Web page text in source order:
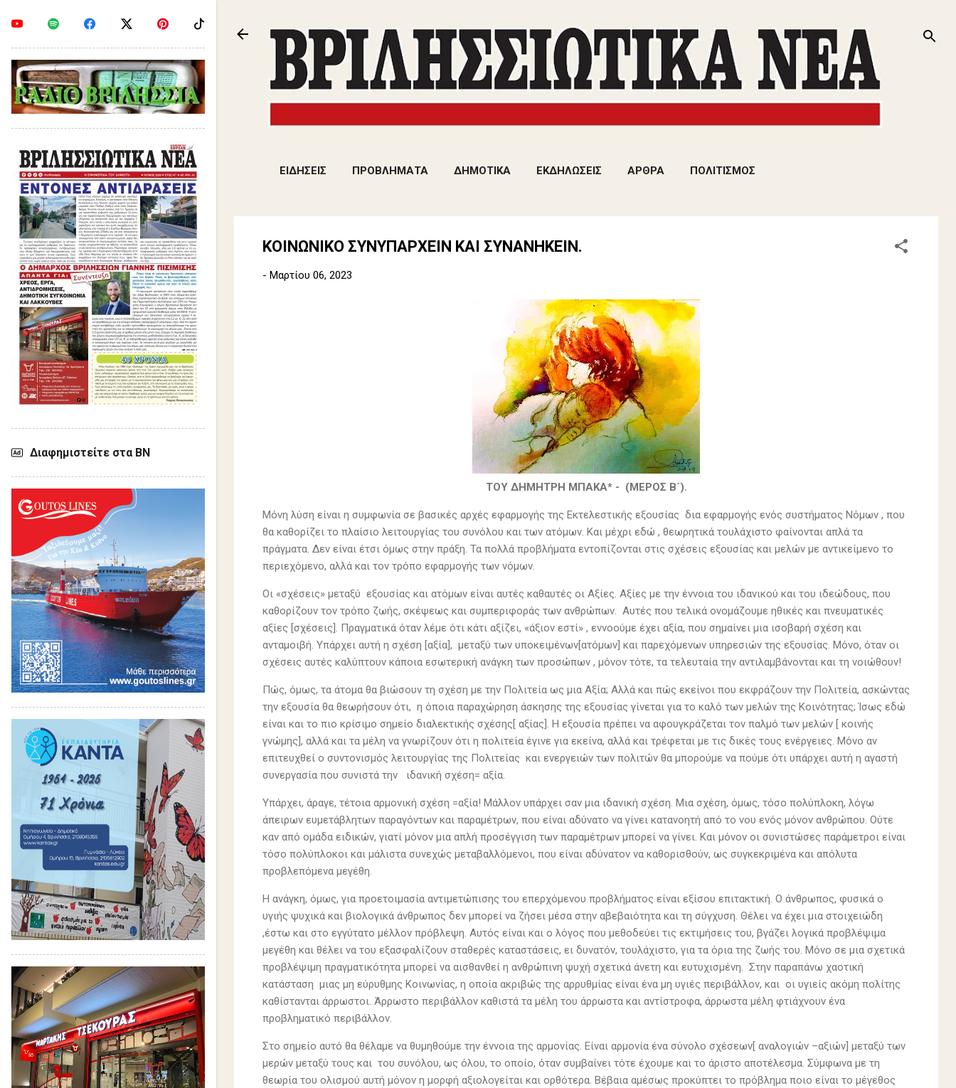
ΕΙΔΗΣΕΙΣ ΠΡΟΒΛΗΜΑΤΑ ΔΗΜΟΤΙΚΑ ΕΚΔΗΛΩΣΕΙΣ ΑΡΘΡΑ ΠΟΛΙΤΙΣΜΟΣ
ΚΟΙΝΩΝΙΚΟ ΣΥΝΥΠΑΡΧΕΙΝ ΚΑΙ ΣΥΝΑΝΗΚΕΙΝ.
- Μαρτίου 06, 2023
ΤΟΥ ΔΗΜΗΤΡΗ ΜΠΑΚΑ* - (ΜΕΡΟΣ Β΄).
Μόνη λύση είναι η συμφωνία σε βασικές αρχές εφαρμογής της Εκτελεστικής εξουσίας δια εφαρμογής ενός συστήματος Νόμων , που
θα καθορίζει το πλαίσιο λειτουργίας του συνόλου και των ατόμων. Και μέχρι εδώ , θεωρητικά τουλάχιστο φαίνονται απλά τα
πράγματα. Δεν είναι έτσι όμως στην πράξη. Τα πολλά προβλήματα εντοπίζονται στις σχέσεις εξουσίας και μελών με αντικείμενο το
περιεχόμενο, αλλά και τον τρόπο εφαρμογής των νόμων.
Οι «σχέσεις» μεταξύ εξουσίας και ατόμων είναι αυτές καθαυτές οι Αξίες. Αξίες με την έννοια του ιδανικού και του ιδεώδους, που
καθορίζουν τον τρόπο ζωής, σκέψεως και συμπεριφοράς των ανθρώπων. Αυτές που τελικά ονομάζουμε ηθικές και πνευματικές
αξίες [σχέσεις]. Πραγματικά όταν λέμε ότι κάτι αξίζει, «άξιον εστί» , εννοούμε έχει αξία, που σημαίνει μια ισοβαρή σχέση και
ανταμοιβή. Υπάρχει αυτή η σχέση [αξία], μεταξύ των υποκειμένων[ατόμων] και παρεχόμενων υπηρεσιών της εξουσίας. Μόνο, όταν οι
σχέσεις αυτές καλύπτουν κάποια εσωτερική ανάγκη των προσώπων , μόνον τότε, τα τελευταία την αντιλαμβάνονται και τη νοιώθουν!
Πώς, όμως, τα άτομα θα βιώσουν τη σχέση με την Πολιτεία ως μια Αξία; Αλλά και πώς εκείνοι που εκφράζουν την Πολιτεία, ασκώντας
την εξουσία θα θεωρήσουν ότι, η όποια παραχώρηση άσκησης της εξουσίας γίνεται για το καλό των μελών της Κοινότητας; Ίσως εδώ
είναι και το πιο κρίσιμο σημείο διαλεκτικής σχέσης[ αξίας]. Η εξουσία πρέπει να αφουγκράζεται τον παλμό των μελών [ κοινής
γνώμης], αλλά και τα μέλη να γνωρίζουν ότι η πολιτεία έγινε για εκείνα, αλλά και τρέφεται με τις δικές τους ενέργειες. Μόνο αν
επιτευχθεί ο συντονισμός λειτουργίας της Πολιτείας και ενεργειών των πολιτών θα μπορούμε να πούμε ότι υπάρχει αυτή η αγαστή
συνεργασία που συνιστά την ιδανική σχέση= αξία.
Υπάρχει, άραγε, τέτοια αρμονική σχέση =αξία! Μάλλον υπάρχει σαν μια ιδανική σχέση. Μια σχέση, όμως, τόσο πολύπλοκη, λόγω
άπειρων ευμετάβλητων παραγόντων και παραμέτρων, που είναι αδύνατο να γίνει κατανοητή από το νου ενός μόνον ανθρώπου. Ούτε
καν από ομάδα ειδικών, γιατί μόνον μια απλή προσέγγιση των παραμέτρων μπορεί να γίνει. Και μόνον οι συνιστώσες παράμετροι είναι
τόσο πολύπλοκοι και μάλιστα συνεχώς μεταβαλλόμενοι, που είναι αδύνατον να καθορισθούν, ως συγκεκριμένα και απόλυτα
προβλεπόμενα μεγέθη.
Η ανάγκη, όμως, για προετοιμασία αντιμετώπισης του επερχόμενου προβλήματος είναι εξίσου επιτακτική. Ο άνθρωπος, φυσικά ο
υγιής ψυχικά και βιολογικά άνθρωπος δεν μπορεί να ζήσει μέσα στην αβεβαιότητα και τη σύγχυση. Θέλει να έχει μια στοιχειώδη
,έστω και στο εγγύτατο μέλλον πρόβλεψη. Αυτός είναι και ο λόγος που μεθοδεύει τις εκτιμήσεις του, βγάζει λογικά προβλέψιμα
μεγέθη και θέλει να του εξασφαλίζουν σταθερές καταστάσεις, ει δυνατόν, τουλάχιστο, για τα όρια της ζωής του. Μόνο σε μια σχετικά
προβλέψιμη πραγματικότητα μπορεί να αισθανθεί η ανθρώπινη ψυχή σχετικά άνετη και ευτυχισμένη. Στην παραπάνω χαοτική
κατάσταση μιας μη εύρυθμης Κοινωνίας, η οποία ακριβώς της αρρυθμίας είναι ένα μη υγιές περιβάλλον, και οι υγιείς ακόμη πολίτης
καθίστανται άρρωστοι. Άρρωστο περιβάλλον καθιστά τα μέλη του άρρωστα και αντίστροφα, άρρωστα μέλη φτιάχνουν ένα
προβληματικό περιβάλλον.
Στο σημείο αυτό θα θέλαμε να θυμηθούμε την έννοια της αρμονίας. Είναι αρμονία ένα σύνολο σχέσεων[ αναλογιών –αξιών] μεταξύ των
μερών μεταξύ τους και του συνόλου, ως όλου, το οποίο, όταν συμβαίνει τότε έχουμε και το άριστο αποτέλεσμα. Σύμφωνα με τη
θεωρία του ολισμού αυτή μόνον η μορφή αξιολογείται και ορθότερα. Βέβαια αμέσως προκύπτει το πρόβλημα ποιο είναι το μέγεθος
Διαφημιστείτε στα ΒΝ